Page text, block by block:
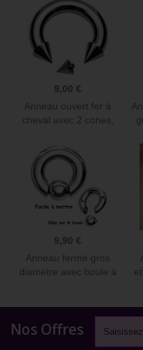
9,00 €
Anneau ouvert fer à
cheval avec 2 cones,
9,90 €
Anneau fermé gros
diamètre avec boule à
Nos Offres